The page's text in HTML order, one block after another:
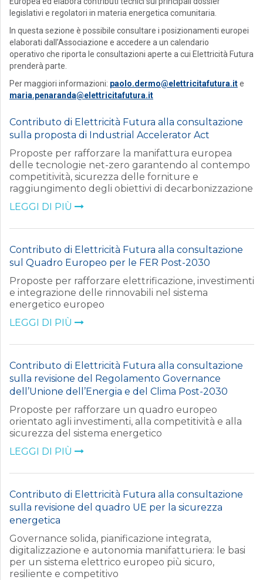
legislativi e regolatori in materia energetica comunitaria.
In questa sezione è possibile consultare i posizionamenti europei
elaborati dall’Associazione e accedere a un calendario
operativo che riporta le consultazioni aperte a cui Elettricità Futura
prenderà parte.
Per maggiori informazioni: paolo.dermo@elettricitafutura.ite
maria.penaranda@elettricitafutura.it
Contributo di Elettricità Futura alla consultazione
sulla proposta di Industrial Accelerator Act
Proposte per rafforzare la manifattura europea
delle tecnologie net-zero garantendo al contempo
competitività, sicurezza delle forniture e
raggiungimento degli obiettivi di decarbonizzazione
LEGGI DI PIÙ
Contributo di Elettricità Futura alla consultazione
sul Quadro Europeo per le FER Post-2030
Proposte per rafforzare elettrificazione, investimenti
e integrazione delle rinnovabili nel sistema
energetico europeo
LEGGI DI PIÙ
Contributo di Elettricità Futura alla consultazione
sulla revisione del Regolamento Governance
dell’Unione dell’Energia e del Clima Post-2030
Proposte per rafforzare un quadro europeo
orientato agli investimenti, alla competitività e alla
sicurezza del sistema energetico
LEGGI DI PIÙ
Contributo di Elettricità Futura alla consultazione
sulla revisione del quadro UE per la sicurezza
energetica
Governance solida, pianificazione integrata,
digitalizzazione e autonomia manifatturiera: le basi
per un sistema elettrico europeo più sicuro,
resiliente e competitivo